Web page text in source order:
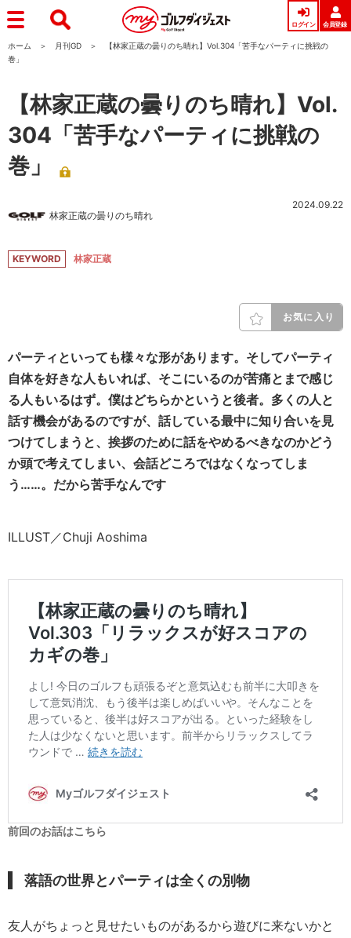
ログイン 会員登録
ホーム 月刊GD
【林家正蔵の曇りのち晴れ】Vol.304「苦手なパーティに挑戦の
巻」
【林家正蔵の曇りのち晴れ】Vol.
304「苦手なパーティに挑戦の
巻」
林家正蔵の曇りのち晴れ
2024.09.22
KEYWORD 林家正蔵
お気に入り
パーティといっても様々な形があります。そしてパーティ
自体を好きな人もいれば、そこにいるのが苦痛とまで感じ
る人もいるはず。僕はどちらかというと後者。多くの人と
話す機会があるのですが、話している最中に知り合いを見
つけてしまうと、挨拶のために話をやめるべきなのかどう
か頭で考えてしまい、会話どころではなくなってしま
う……。だから苦手なんです
ILLUST／Chuji Aoshima
前回のお話はこちら
落語の世界とパーティは全くの別物
友人がちょっと見せたいものがあるから遊びに来ないかと